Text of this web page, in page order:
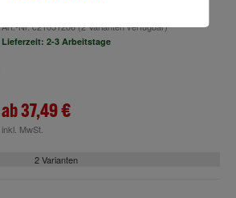
Art.-Nr.c21051206(2 Varianten verfügbar)
Lieferzeit: 2-3 Arbeitstage
ab37,49 €
inkl. MwSt.
2 Varianten